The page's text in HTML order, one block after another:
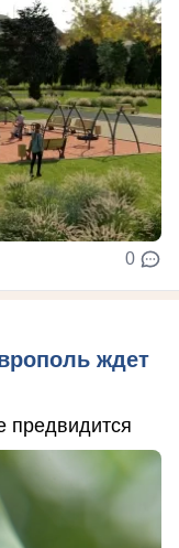
0
ждет
предвидится